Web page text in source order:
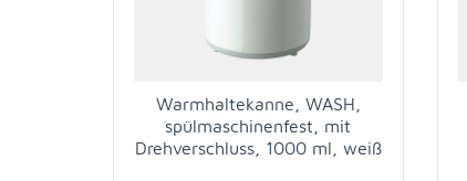
Warmhaltekanne, WASH,
spülmaschinenfest, mit
Drehverschluss, 1000 ml, weiß